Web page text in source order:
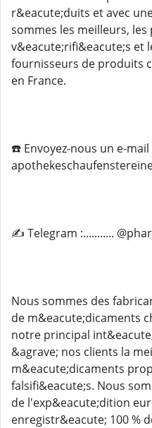
r&eacute;duits et avec
sommes les meilleurs, les
v&eacute;rifi&eacute;s et
fournisseurs de produits
en France.
☎️ Envoyez-nous un e-mail
✍️ Telegram :...........
Nous sommes des
de m&eacute;dicaments
notre principal
&agrave; nos clients la
m&eacute;dicaments
falsifi&eacute;s. Nous
de l'exp&eacute;dition
enregistr&eacute; 100 %